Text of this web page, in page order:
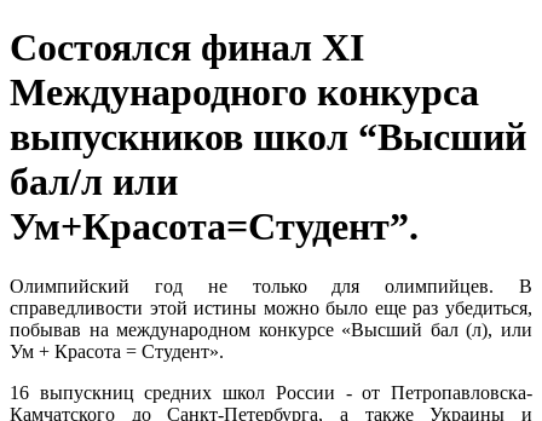
Состоялся финал XI
Международного конкурса
выпускников школ “Высший
бал/л или
Ум+Красота=Студент”.
Олимпийский год не только для олимпийцев. В
справедливости этой истины можно было еще раз убедиться,
побывав на международном конкурсе «Высший бал (л), или
Ум + Красота = Студент».
16 выпускниц средних школ России - от Петропавловска-
Камчатского до Санкт-Петербурга, а также Украины и